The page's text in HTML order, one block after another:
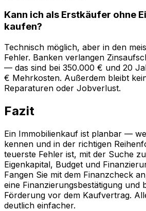
Kann ich als Erstkäufer ohne
kaufen?
Technisch möglich, aber in den
Fehler. Banken verlangen
— das sind bei 350.000 € und 20
€ Mehrkosten. Außerdem bleibt
Reparaturen oder Jobverlust.
Fazit
Ein Immobilienkauf ist planbar —
kennen und in der richtigen
teuerste Fehler ist, mit der Suche
Eigenkapital, Budget und
Fangen Sie mit dem Finanzcheck
eine Finanzierungsbestätigung und
Förderung vor dem Kaufvertrag.
deutlich einfacher.